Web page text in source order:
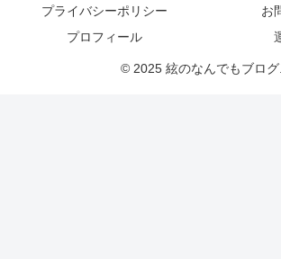
プライバシーポリシー
お
プロフィール
© 2025 絃のなんでもブログ.